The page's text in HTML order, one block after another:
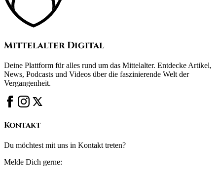
Mittelalter Digital
Deine Plattform für alles rund um das Mittelalter. Entdecke Artikel,
News, Podcasts und Videos über die faszinierende Welt der
Vergangenheit.
Kontakt
Du möchtest mit uns in Kontakt treten?
Melde Dich gerne: